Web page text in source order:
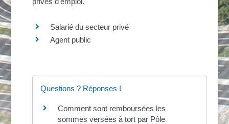
Salarié du secteur privé
Agent public
Questions ? Réponses !
Comment sont remboursées les
sommes versées à tort par Pôle